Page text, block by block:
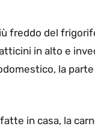
freddo del
in alto e
la
in casa, la